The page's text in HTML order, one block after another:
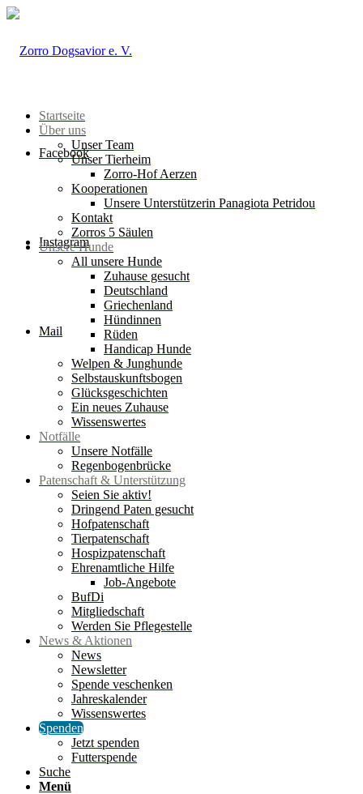
Facebook
Instagram
Mail
Startseite
Über uns
Unser Team
Unser Tierheim
Zorro-Hof Aerzen
Kooperationen
Unsere Unterstützerin Panagiota Petridou
Kontakt
Zorros 5 Säulen
Unsere Hunde
All unsere Hunde
Zuhause gesucht
Deutschland
Griechenland
Hündinnen
Rüden
Handicap Hunde
Welpen & Junghunde
Selbstauskunftsbogen
Glücksgeschichten
Ein neues Zuhause
Wissenswertes
Notfälle
Unsere Notfälle
Regenbogenbrücke
Patenschaft & Unterstützung
Seien Sie aktiv!
Dringend Paten gesucht
Hofpatenschaft
Tierpatenschaft
Hospizpatenschaft
Ehrenamtliche Hilfe
Job-Angebote
BufDi
Mitgliedschaft
Werden Sie Pflegestelle
News & Aktionen
News
Newsletter
Spende veschenken
Jahreskalender
Wissenswertes
Spenden
Jetzt spenden
Futterspende
Suche
Menü